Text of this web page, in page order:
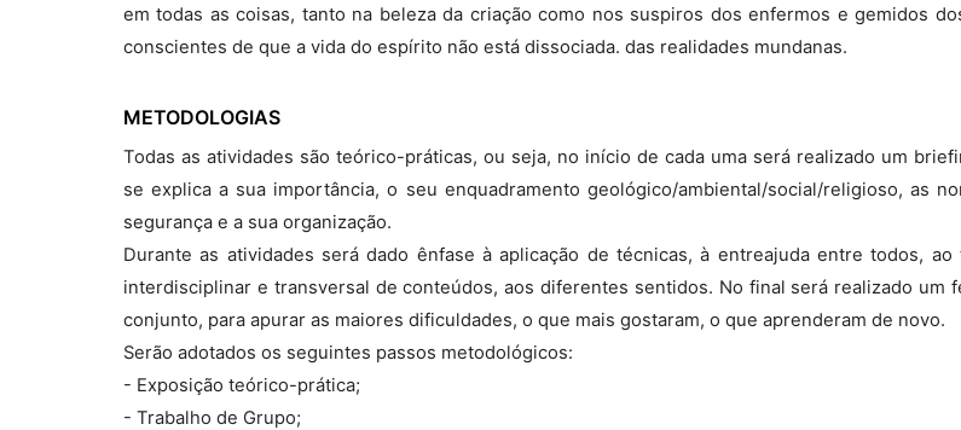
em todas as coisas, tanto na beleza da criação como nos suspiros dos enfermos e gemidos
conscientes de que a vida do espírito não está dissociada. das realidades mundanas.
METODOLOGIAS
Todas as atividades são teórico-práticas, ou seja, no início de cada uma será realizado um
se explica a sua importância, o seu enquadramento geológico/ambiental/social/religioso, as
segurança e a sua organização.
Durante as atividades será dado ênfase à aplicação de técnicas, à entreajuda entre todos, ao
interdisciplinar e transversal de conteúdos, aos diferentes sentidos. No final será realizado um
conjunto, para apurar as maiores dificuldades, o que mais gostaram, o que aprenderam de novo.
Serão adotados os seguintes passos metodológicos:
- Exposição teórico-prática;
- Trabalho de Grupo;